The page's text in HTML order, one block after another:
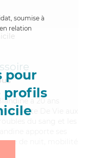
soumise à
relation
pour
profils
a 20 ans
De Vie aux
de nuit, mobilité